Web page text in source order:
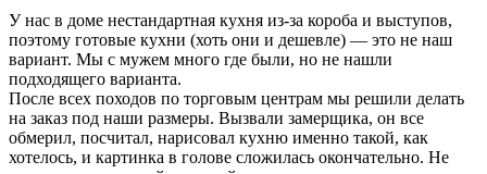
У нас в доме нестандартная кухня из-за короба и выступов,
поэтому готовые кухни (хоть они и дешевле) — это не наш
вариант. Мы с мужем много где были, но не нашли
подходящего варианта.
После всех походов по торговым центрам мы решили делать
на заказ под наши размеры. Вызвали замерщика, он все
обмерил, посчитал, нарисовал кухню именно такой, как
хотелось, и картинка в голове сложилась окончательно. Не